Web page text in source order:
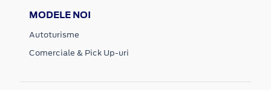
MODELE NOI
Autoturisme
Comerciale & Pick Up-uri